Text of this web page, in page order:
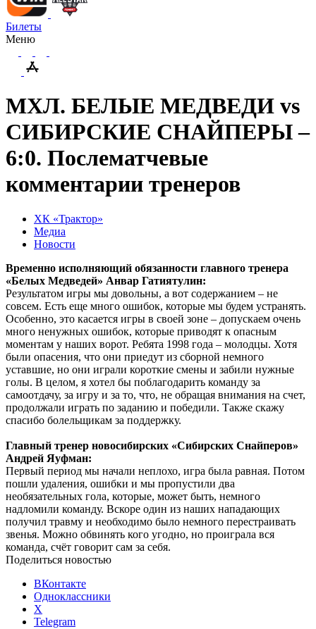
Билеты
Меню
МХЛ. БЕЛЫЕ МЕДВЕДИ vs
СИБИРСКИЕ СНАЙПЕРЫ –
6:0. Послематчевые
комментарии тренеров
ХК «Трактор»
Медиа
Новости
Временно исполняющий обязанности главного тренера
«Белых Медведей» Анвар Гатиятулин:
Результатом игры мы довольны, а вот содержанием – не
совсем. Есть еще много ошибок, которые мы будем устранять.
Особенно, это касается игры в своей зоне – допускаем очень
много ненужных ошибок, которые приводят к опасным
моментам у наших ворот. Ребята 1998 года – молодцы. Хотя
были опасения, что они приедут из сборной немного
уставшие, но они играли короткие смены и забили нужные
голы. В целом, я хотел бы поблагодарить команду за
самоотдачу, за игру и за то, что, не обращая внимания на счет,
продолжали играть по заданию и победили. Также скажу
спасибо болельщикам за поддержку.
Главный тренер новосибирских «Сибирских Снайперов»
Андрей Яуфман:
Первый период мы начали неплохо, игра была равная. Потом
пошли удаления, ошибки и мы пропустили два
необязательных гола, которые, может быть, немного
надломили команду. Вскоре один из наших нападающих
получил травму и необходимо было немного перестраивать
звенья. Можно обвинять кого угодно, но проиграла вся
команда, счёт говорит сам за себя.
Поделиться новостью
ВКонтакте
Одноклассники
X
Telegram